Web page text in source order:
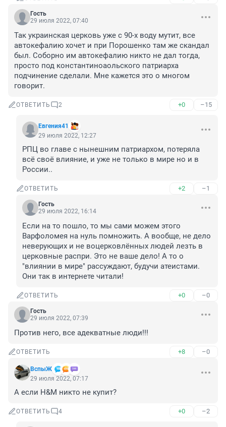
Гость
29 июля 2022, 07:40
Так украинская церковь уже с 90-х воду мутит, все
автокефалию хочет и при Порошенко там же скандал
был. Соборно им автокефалию никто не дал тогда,
просто под константиноаольского патриарха
подчинение сделали. Мне кажется это о многом
говорит.
ОТВЕТИТЬ 2 +0 –15
Евгения41
29 июля 2022, 12:27
РПЦ во главе с нынешним патриархом, потеряла
всё своё влияние, и уже не только в мире но и в
России..
ОТВЕТИТЬ +2 –1
Гость
29 июля 2022, 16:14
Если на то пошло, то мы сами можем этого
Варфоломея на нуль помножить. А вообще, не дело
неверующих и не воцерковлённых людей лезть в
церковные распри. Это не ваше дело! А то о
"влиянии в мире" рассуждают, будучи атеистами.
Они так в интернете читали!
ОТВЕТИТЬ +0 –0
Гость
29 июля 2022, 07:39
Против него, все адекватные люди!!!
ОТВЕТИТЬ +8 –0
ВспыЖ
29 июля 2022, 07:17
А если H&M никто не купит?
ОТВЕТИТЬ 4 +0 –2